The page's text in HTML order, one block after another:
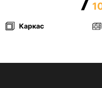
Каркас